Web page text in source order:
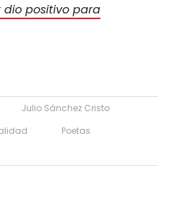
positivo para
Julio Sánchez Cristo
Poetas